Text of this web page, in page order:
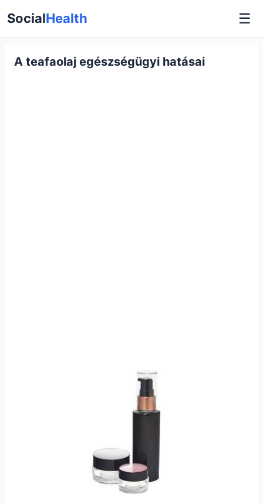
SocialHealth ☰
A teafaolaj egészségügyi hatásai